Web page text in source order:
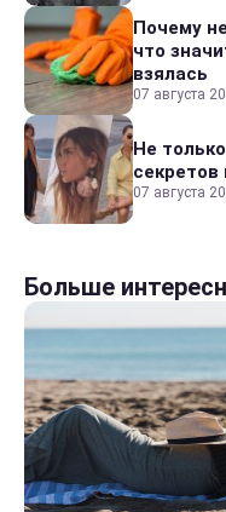
Почему
что
взялась
07 августа
Не
секретов
07 августа
Больше